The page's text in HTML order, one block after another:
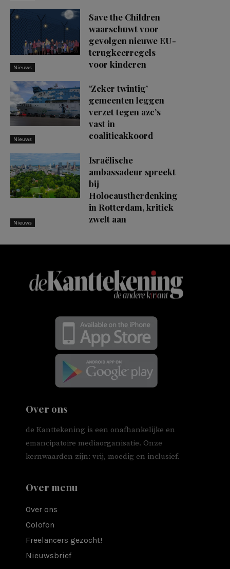
Nieuws
Save the Children
waarschuwt voor
gevolgen nieuwe EU-
terugkeerregels
voor kinderen
Nieuws
‘Zeker twintig’
gemeenten leggen
verzet tegen azc’s
vast in
coalitieakkoord
Nieuws
Israëlische
ambassadeur spreekt
bij
Holocaustherdenking
in Rotterdam, kritiek
zwelt aan
Over ons
de Kanttekening is een onafhankelijke en
emancipatoire mediaorganisatie. Onze
kernwaarden zijn: vrij, moedig en inclusief.
Over menu
Over ons
Colofon
Freelancers gezocht!
Nieuwsbrief